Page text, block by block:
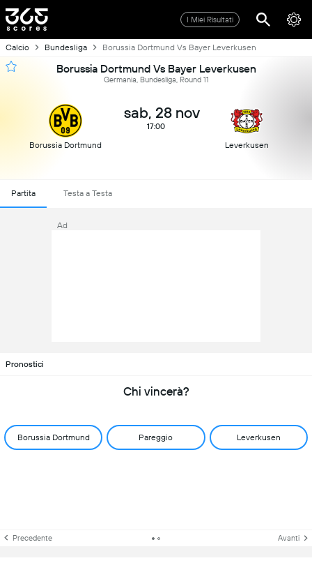
I Miei Risultati
Calcio Bundesliga Borussia Dortmund Vs Bayer Leverkusen
Borussia Dortmund Vs Bayer Leverkusen
Germania, Bundesliga, Round 11
Borussia Dortmund
sab, 28 nov
17:00
Leverkusen
Partita Testa a Testa
Ad
Pronostici
Chi vincerà?
Borussia Dortmund Pareggio Leverkusen
Precedente Avanti